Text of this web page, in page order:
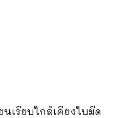
นเรียบใกล้เคียงใบมีด